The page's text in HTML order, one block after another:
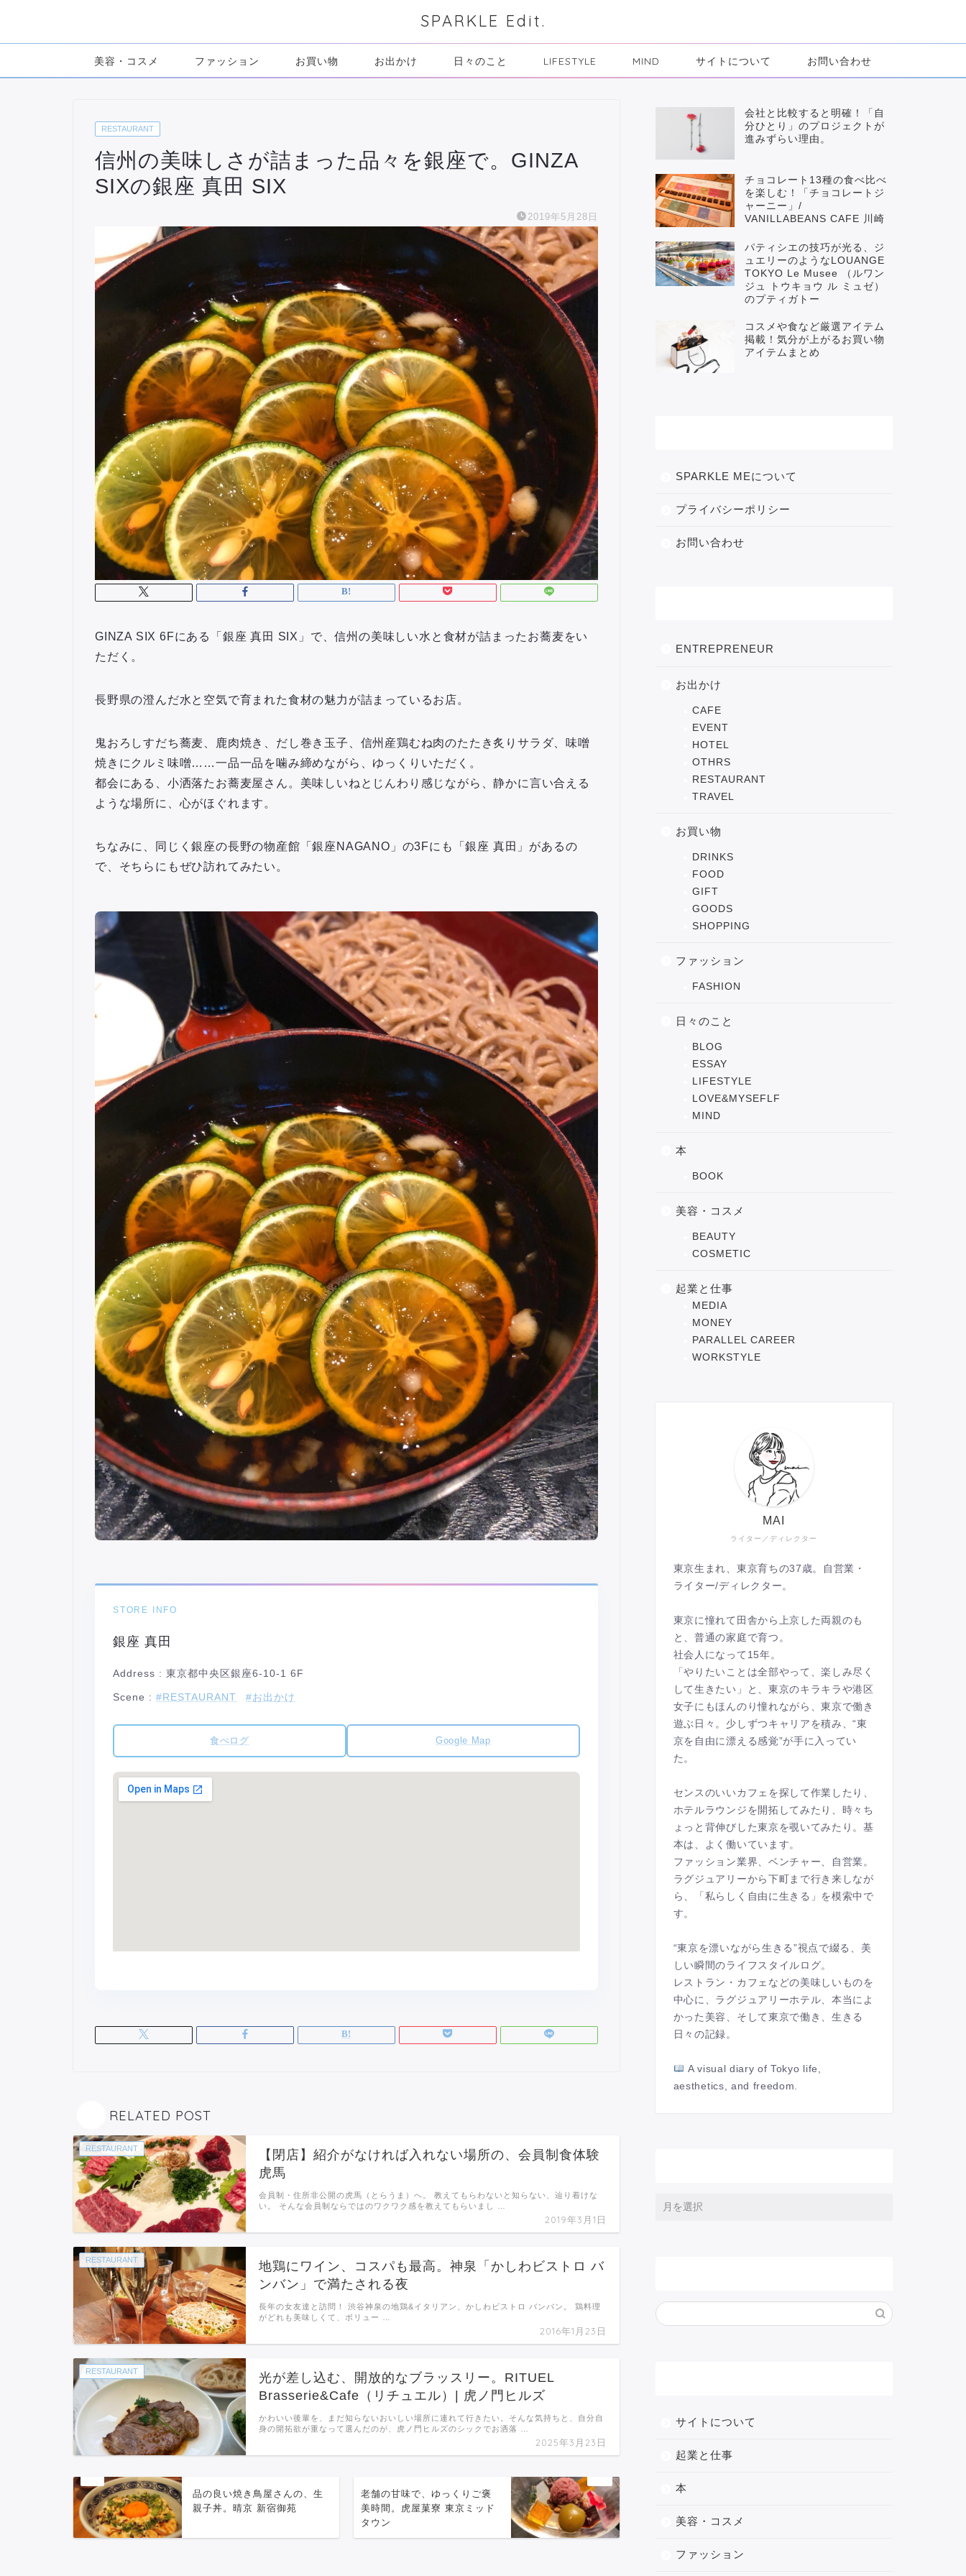
SPARKLE Edit.
美容・コスメ ファッション お買い物 お出かけ 日々のこと LIFESTYLE MIND サイトについて お問い合わせ
RESTAURANT
信州の美味しさが詰まった品々を銀座で。GINZA
SIXの銀座 真田 SIX
2019年5月28日
GINZA SIX 6Fにある「銀座 真田 SIX」で、信州の美味しい水と食材が詰まったお蕎麦をい
ただく。
長野県の澄んだ水と空気で育まれた食材の魅力が詰まっているお店。
鬼おろしすだち蕎麦、鹿肉焼き、だし巻き玉子、信州産鶏むね肉のたたき炙りサラダ、味噌
焼きにクルミ味噌……一品一品を噛み締めながら、ゆっくりいただく。
都会にある、小洒落たお蕎麦屋さん。美味しいねとじんわり感じながら、静かに言い合える
ような場所に、心がほぐれます。
ちなみに、同じく銀座の長野の物産館「銀座NAGANO」の3Fにも「銀座 真田」があるの
で、そちらにもぜひ訪れてみたい。
STORE INFO
銀座 真田
Address : 東京都中央区銀座6-10-1 6F
Scene : #RESTAURANT #お出かけ
食べログ Google Map
RELATED POST
RESTAURANT
【閉店】紹介がなければ入れない場所の、会員制食体験
虎馬
2019年3月1日
会員制・住所非公開の虎馬（とらうま）へ。 教えてもらわないと知らない、辿り着けな
い。 そんな会員制ならではのワクワク感を教えてもらいまし …
RESTAURANT
地鶏にワイン、コスパも最高。神泉「かしわビストロ バ
ンバン」で満たされる夜
2016年1月23日
長年の女友達と訪問！ 渋谷神泉の地鶏&イタリアン、かしわビストロ バンバン。 鶏料理
がどれも美味しくて、ボリュー …
RESTAURANT
光が差し込む、開放的なブラッスリー。RITUEL
Brasserie&Cafe（リチュエル）| 虎ノ門ヒルズ
2025年3月23日
かわいい後輩を、まだ知らないおいしい場所に連れて行きたい。そんな気持ちと、自分自
身の開拓欲が重なって選んだのが、虎ノ門ヒルズのシックでお洒落 …
品の良い焼き鳥屋さんの、生
親子丼。晴京 新宿御苑
老舗の甘味で、ゆっくりご褒
美時間。虎屋菓寮 東京ミッド
タウン
会社と比較すると明確！「自
分ひとり」のプロジェクトが
進みずらい理由。
チョコレート13種の食べ比べ
を楽しむ！「チョコレートジ
ャーニー」/
VANILLABEANS CAFE 川崎
パティシエの技巧が光る、ジ
ュエリーのようなLOUANGE
TOKYO Le Musee （ルワン
ジュ トウキョウ ル ミュゼ）
のプティガトー
コスメや食など厳選アイテム
掲載！気分が上がるお買い物
アイテムまとめ
SPARKLE MEについて
プライバシーポリシー
お問い合わせ
ENTREPRENEUR
お出かけ
CAFE
EVENT
HOTEL
OTHRS
RESTAURANT
TRAVEL
お買い物
DRINKS
FOOD
GIFT
GOODS
SHOPPING
ファッション
FASHION
日々のこと
BLOG
ESSAY
LIFESTYLE
LOVE&MYSEFLF
MIND
本
BOOK
美容・コスメ
BEAUTY
COSMETIC
起業と仕事
MEDIA
MONEY
PARALLEL CAREER
WORKSTYLE
ライター／ディレクター
MAI
東京生まれ、東京育ちの37歳。自営業・
ライター/ディレクター。
東京に憧れて田舎から上京した両親のも
と、普通の家庭で育つ。
社会人になって15年。
「やりたいことは全部やって、楽しみ尽く
して生きたい」と、東京のキラキラや港区
女子にもほんのり憧れながら、東京で働き
遊ぶ日々。少しずつキャリアを積み、“東
京を自由に漂える感覚”が手に入ってい
た。
センスのいいカフェを探して作業したり、
ホテルラウンジを開拓してみたり、時々ち
ょっと背伸びした東京を覗いてみたり。基
本は、よく働いています。
ファッション業界、ベンチャー、自営業。
ラグジュアリーから下町まで行き来しなが
ら、「私らしく自由に生きる」を模索中で
す。
“東京を漂いながら生きる”視点で綴る、美
しい瞬間のライフスタイルログ。
レストラン・カフェなどの美味しいものを
中心に、ラグジュアリーホテル、本当によ
かった美容、そして東京で働き、生きる
日々の記録。
A visual diary of Tokyo life,
aesthetics, and freedom.
サイトについて
起業と仕事
本
美容・コスメ
ファッション